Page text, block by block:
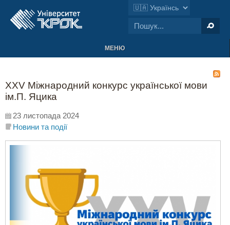
МЕНЮ
ХХV Міжнародний конкурс української мови
ім.П. Яцика
23 листопада 2024
Новини та події